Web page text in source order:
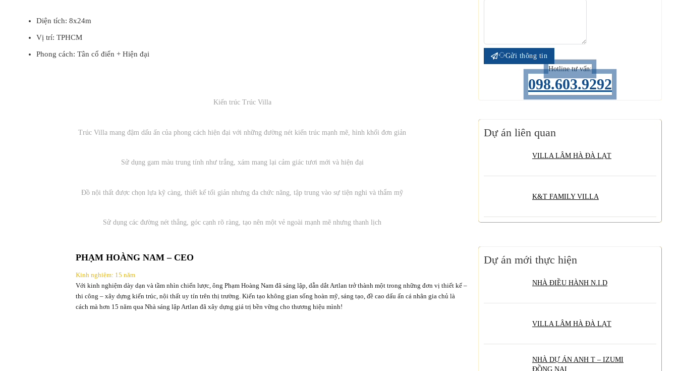
Diện tích: 8x24m
Vị trí: TPHCM
Phong cách: Tân cổ điển + Hiện đại
Kiến trúc Trúc Villa
Trúc Villa mang đậm dấu ấn của phong cách hiện đại với những đường nét kiến trúc mạnh mẽ, hình khối đơn giản
Sử dụng gam màu trung tính như trắng, xám mang lại cảm giác tươi mới và hiện đại
Đồ nội thất được chọn lựa kỹ càng, thiết kế tối giản nhưng đa chức năng, tập trung vào sự tiện nghi và thẩm mỹ
Sử dụng các đường nét thẳng, góc cạnh rõ ràng, tạo nên một vẻ ngoài mạnh mẽ nhưng thanh lịch
PHẠM HOÀNG NAM – CEO
Kinh nghiệm: 15 năm
Với kinh nghiệm dày dạn và tầm nhìn chiến lược, ông Phạm Hoàng Nam đã sáng lập, dẫn dắt Artlan trở thành một trong những đơn vị thiết kế –
thi công – xây dựng kiến trúc, nội thất uy tín trên thị trường. Kiến tạo không gian sống hoàn mỹ, sáng tạo, đề cao dấu ấn cá nhân gia chủ là
cách mà hơn 15 năm qua Nhà sáng lập Artlan đã xây dựng giá trị bền vững cho thương hiệu mình!
Gửi thông tin
Hotline tư vấn:
098.603.9292
Dự án liên quan
VILLA LÂM HÀ ĐÀ LẠT
K&T FAMILY VILLA
Dự án mới thực hiện
NHÀ ĐIỀU HÀNH N.I.D
VILLA LÂM HÀ ĐÀ LẠT
NHÀ DỰ ÁN ANH T – IZUMI
ĐỒNG NAI